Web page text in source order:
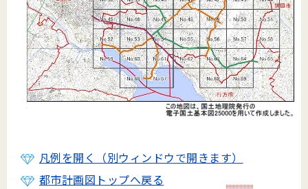
凡例を開く（別ウィンドウで開きます）
都市計画図トップへ戻る